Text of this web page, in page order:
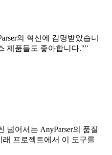
의 혁신에 감명받았습니
제품들도 좋아합니다."”
넘어서는 AnyParser의 품질
프로젝트에서 이 도구를